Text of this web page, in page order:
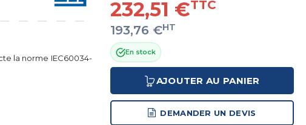
la norme IEC60034-
232,51 €TTC
193,76 €HT
En stock
AJOUTER AU PANIER
DEMANDER UN DEVIS